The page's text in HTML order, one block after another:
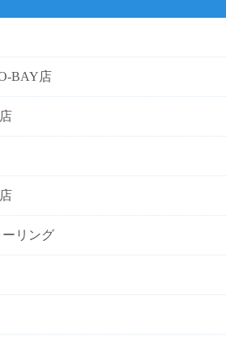
BAY店
リング